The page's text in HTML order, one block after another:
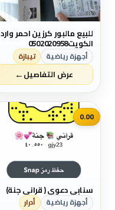
للبيع مالبور كرزين احمر وارد
الكويت0502020958
أجهزة رياضية تيبازة
عرض التفاصيل←
0.00
سنابي دعوي ( قراني جنة)
أجهزة رياضية أدرار